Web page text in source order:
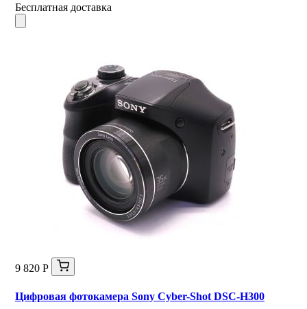
Бесплатная доставка
9 820 Р
Цифровая фотокамера Sony Cyber-Shot DSC-H300